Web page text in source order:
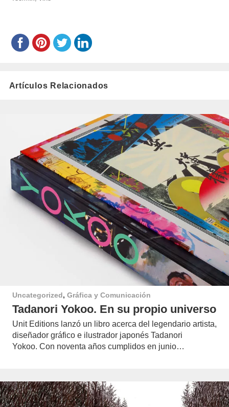
Artículos Relacionados
Uncategorized, Gráfica y Comunicación
Tadanori Yokoo. En su propio universo
Unit Editions lanzó un libro acerca del legendario artista,
diseñador gráfico e ilustrador japonés Tadanori
Yokoo. Con noventa años cumplidos en junio…